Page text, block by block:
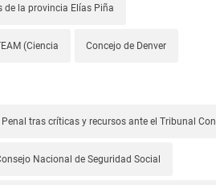
la provincia Elías Piña
(Ciencia Concejo de Denver
tras críticas y recursos ante el Tribunal
Nacional de Seguridad Social